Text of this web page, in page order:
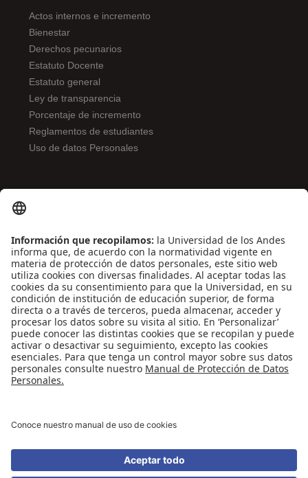
Actos internos e incremento
Bienestar
Derechos pecunarios
Estatuto Docente
Estatuto general
Ley de transparencia
Porcentaje de incremento
Reglamentos de estudiantes
Uso de datos Personales
Contáctenos
Biblioguías
Preguntas frecuentes
Capacitación
Directrices
Entretenimiento
Compra de libros y material audiovisual